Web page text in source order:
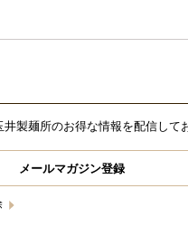
製麺所のお得な情報を配信して
メールマガジン登録